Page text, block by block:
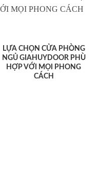
LỰA CHỌN CỬA PHÒNG
NGỦ GIAHUYDOOR PHÙ
HỢP VỚI MỌI PHONG
CÁCH